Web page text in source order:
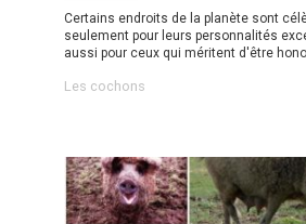
Certains endroits de la planète sont
seulement pour leurs personnalités
aussi pour ceux qui méritent d'être
Les cochons